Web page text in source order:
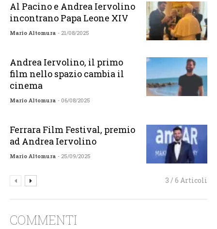
Al Pacino e Andrea Iervolino
incontrano Papa Leone XIV
Mario Altomura - 21/08/2025
Andrea Iervolino, il primo
film nello spazio cambia il
cinema
Mario Altomura - 06/08/2025
Ferrara Film Festival, premio
ad Andrea Iervolino
Mario Altomura - 25/09/2025
3 / 6 Articoli
COMMENTI